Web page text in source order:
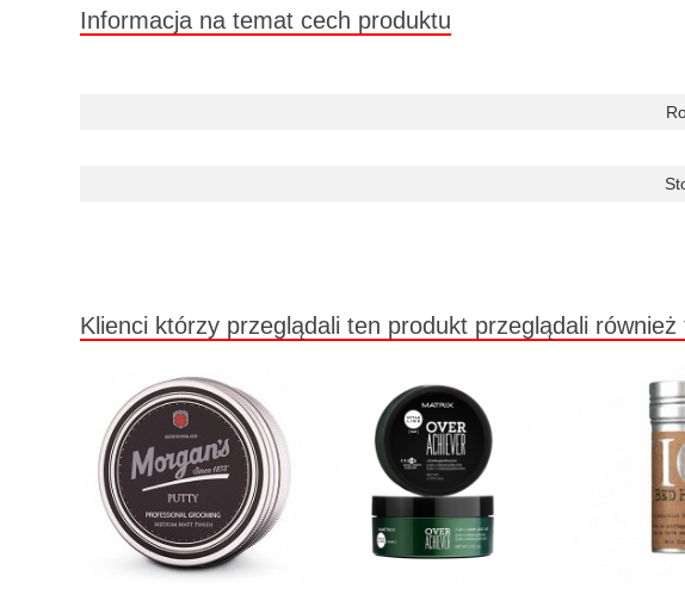
Informacja na temat cech produktu
Klienci którzy przeglądali ten produkt przeglądali również